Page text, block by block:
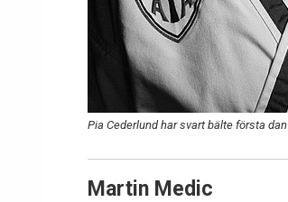
Pia Cederlund har svart bälte första dan
Martin Medic